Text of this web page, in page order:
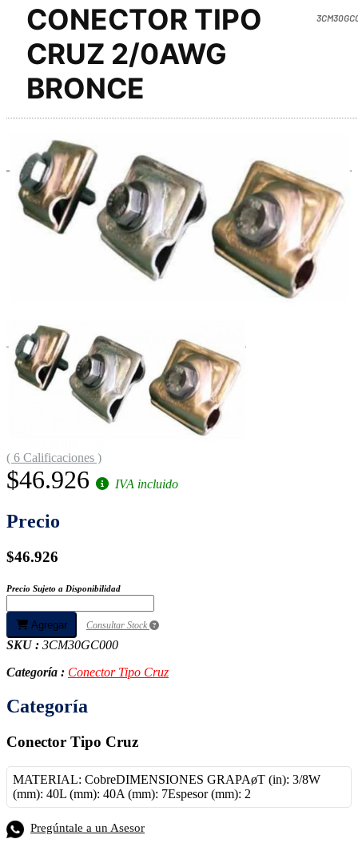
CONECTOR TIPO
CRUZ 2/0AWG
BRONCE
( 6 Calificaciones )
$46.926 IVA incluido
Precio
$46.926
Precio Sujeto a Disponibilidad
Agregar Consultar Stock
SKU : 3CM30GC000
Categoría : Conector Tipo Cruz
Categoría
Conector Tipo Cruz
MATERIAL: CobreDIMENSIONES GRAPAøT (in): 3/8W
(mm): 40L (mm): 40A (mm): 7Espesor (mm): 2
Pregúntale a un Asesor